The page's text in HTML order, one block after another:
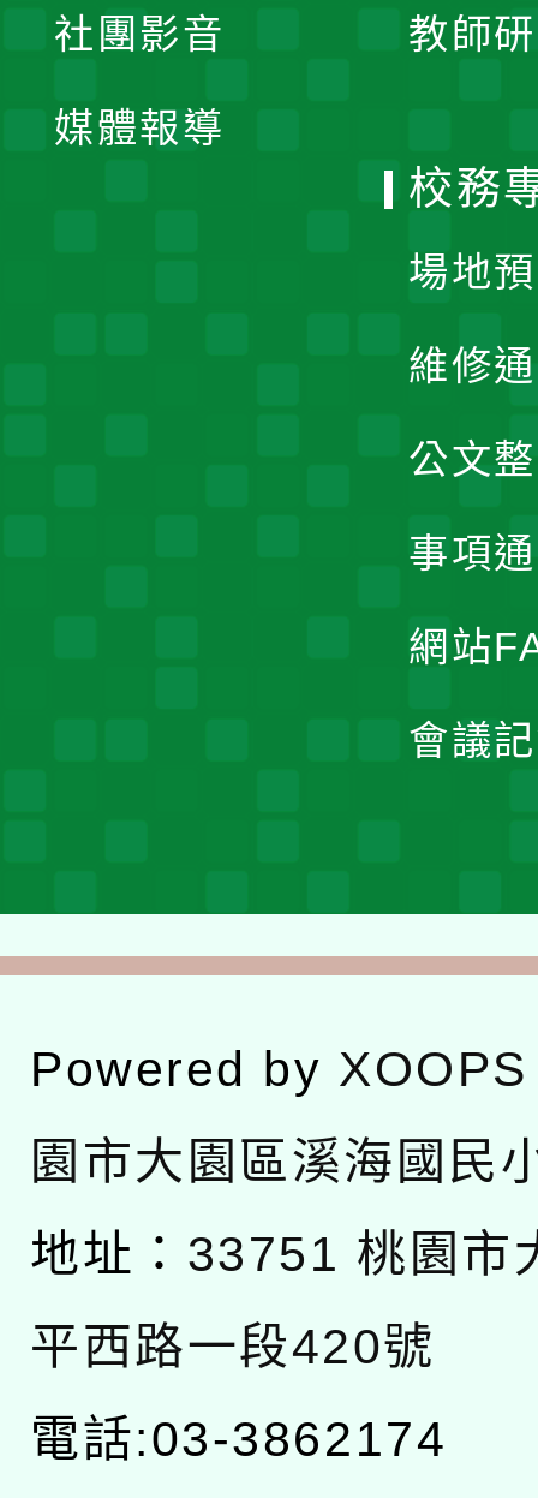
教師
社團影音
媒體報導
校務
場地
維修
公文
事項
網站
會議
Powered by XOOPS
園市大園區溪海國民
地址： 33751 桃園市
平西路一段420號
電話:03-3862174